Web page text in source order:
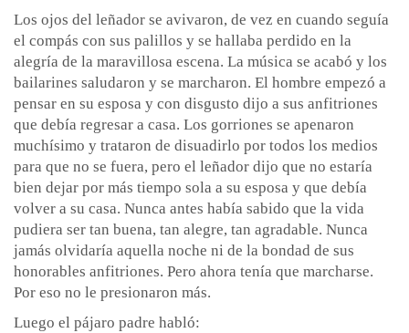
Los ojos del leñador se avivaron, de vez en cuando seguía
el compás con sus palillos y se hallaba perdido en la
alegría de la maravillosa escena. La música se acabó y los
bailarines saludaron y se marcharon. El hombre empezó a
pensar en su esposa y con disgusto dijo a sus anfitriones
que debía regresar a casa. Los gorriones se apenaron
muchísimo y trataron de disuadirlo por todos los medios
para que no se fuera, pero el leñador dijo que no estaría
bien dejar por más tiempo sola a su esposa y que debía
volver a su casa. Nunca antes había sabido que la vida
pudiera ser tan buena, tan alegre, tan agradable. Nunca
jamás olvidaría aquella noche ni de la bondad de sus
honorables anfitriones. Pero ahora tenía que marcharse.
Por eso no le presionaron más.
Luego el pájaro padre habló: